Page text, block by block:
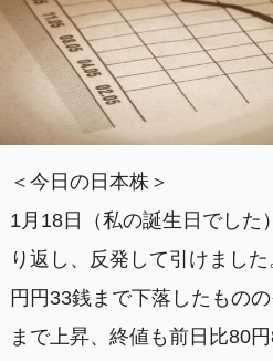
＜今日の日本株＞
1月18日（私の誕生日でした
り返し、反発して引けまし
円円33銭まで下落したもの
まで上昇、終値も前日比80